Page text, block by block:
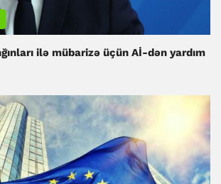
ilə mübarizə üçün Aİ-dən yardım